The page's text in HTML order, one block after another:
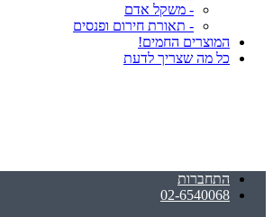
- משקל אדם
- תאורת חירום ופנסים
המוצרים החמים!
כל מה שצריך לדעת
התחברות
02-6540068